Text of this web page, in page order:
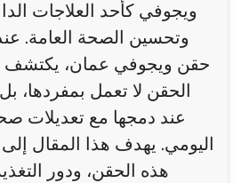
ويجوفي كأحد العلاجات
وتحسين الصحة العامة.
حقن ويجوفي عمان، يكتشف
الحقن لا تعمل بمفردها،
عند دمجها مع تعديلات
اليومي. يهدف هذا المقال
هذه الحقن، ودور